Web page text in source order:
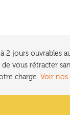
jours ouvrables
vous rétracter
charge. Voir nos